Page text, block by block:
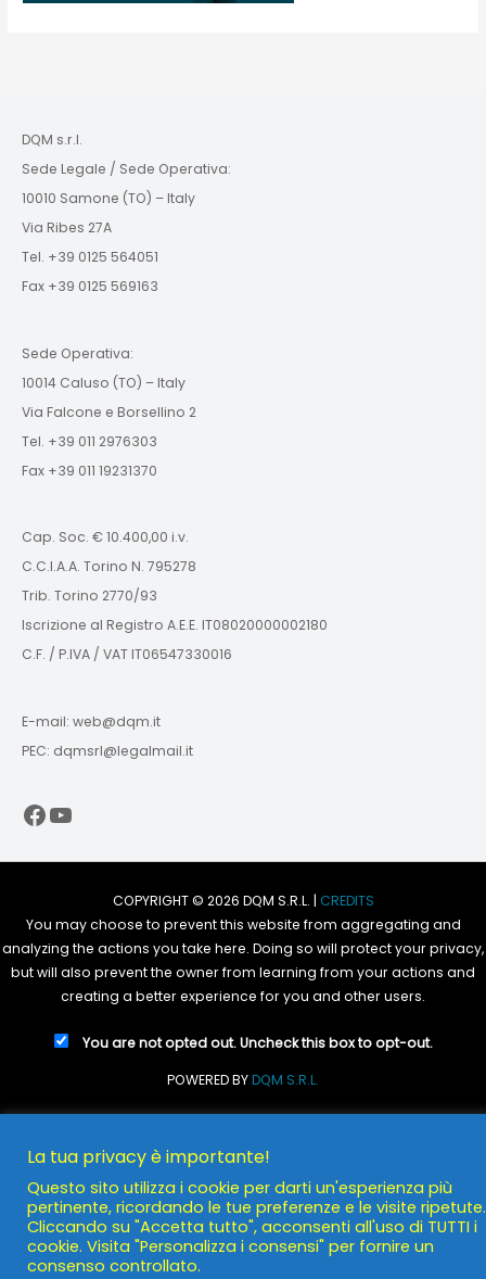
DQM s.r.l.
Sede Legale / Sede Operativa:
10010 Samone (TO) – Italy
Via Ribes 27A
Tel. +39 0125 564051
Fax +39 0125 569163
Sede Operativa:
10014 Caluso (TO) – Italy
Via Falcone e Borsellino 2
Tel. +39 011 2976303
Fax +39 011 19231370
Cap. Soc. € 10.400,00 i.v.
C.C.I.A.A. Torino N. 795278
Trib. Torino 2770/93
Iscrizione al Registro A.E.E. IT08020000002180
C.F. / P.IVA / VAT IT06547330016
E-mail: web@dqm.it
PEC: dqmsrl@legalmail.it
Facebook
YouTube
COPYRIGHT © 2026 DQM S.R.L. | CREDITS
You may choose to prevent this website from aggregating and
analyzing the actions you take here. Doing so will protect your privacy,
but will also prevent the owner from learning from your actions and
creating a better experience for you and other users.
You are not opted out. Uncheck this box to opt-out.
POWERED BYDQM S.R.L.
La tua privacy è importante!
Questo sito utilizza i cookie per darti un'esperienza più
pertinente, ricordando le tue preferenze e le visite ripetute.
Cliccando su "Accetta tutto", acconsenti all'uso di TUTTI i
cookie. Visita "Personalizza i consensi" per fornire un
consenso controllato.